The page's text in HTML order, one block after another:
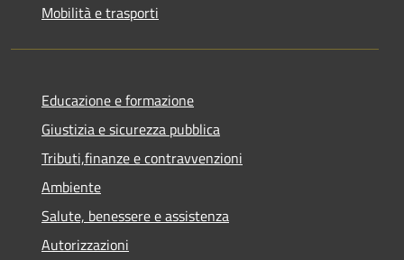
Mobilità e trasporti
Educazione e formazione
Giustizia e sicurezza pubblica
Tributi,finanze e contravvenzioni
Ambiente
Salute, benessere e assistenza
Autorizzazioni